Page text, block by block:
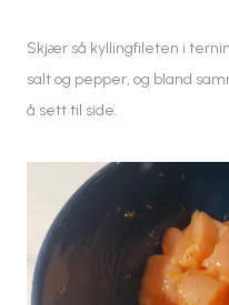
Skjær så kyllingfileten i
salt og pepper, og bland
å sett til side.